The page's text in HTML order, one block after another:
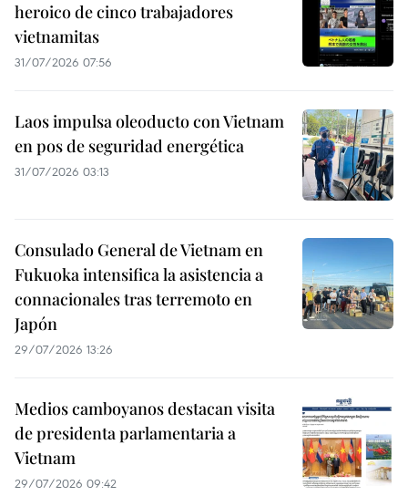
heroico de cinco trabajadores
vietnamitas
31/07/2026 07:56
Laos impulsa oleoducto con Vietnam
en pos de seguridad energética
31/07/2026 03:13
Consulado General de Vietnam en
Fukuoka intensifica la asistencia a
connacionales tras terremoto en
Japón
29/07/2026 13:26
Medios camboyanos destacan visita
de presidenta parlamentaria a
Vietnam
29/07/2026 09:42